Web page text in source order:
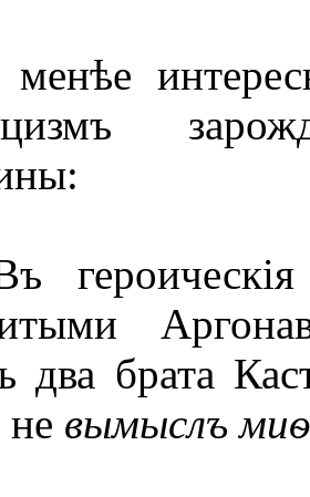
два брата
не вымыслъ миѳ